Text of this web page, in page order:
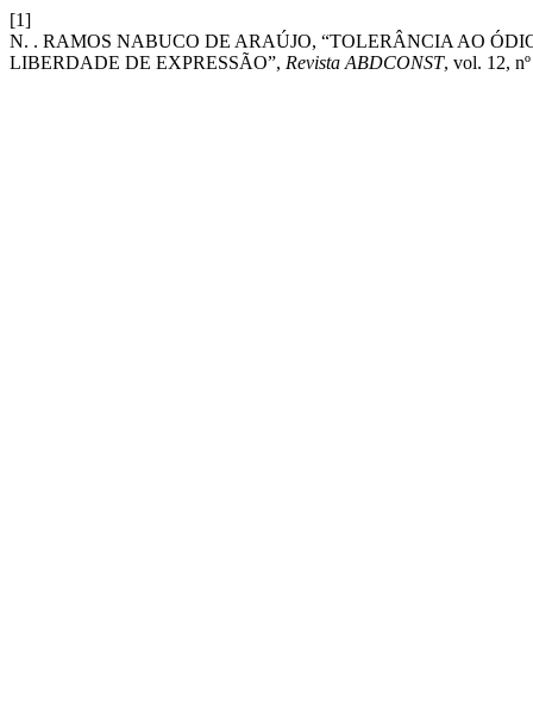
[1]
N. . RAMOS NABUCO DE ARAÚJO, “TOLERÂNCIA AO
LIBERDADE DE EXPRESSÃO”, Revista ABDCONST, vol. 12,